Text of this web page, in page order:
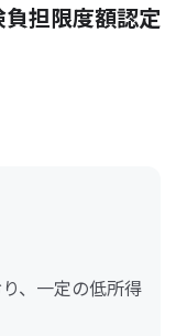
負担限度額認定
、一定の低所得